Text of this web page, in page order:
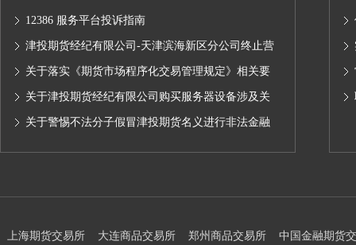
12386 服务平台投诉指南
津投期货经纪有限公司-天津滨海新区分公司终止营
业的公告
关于落实《期货市场程序化交易管理规定》相关要
求,无限易终端版本调整及客户通知
关于津投期货经纪有限公司购买服务器设备涉及关
联交易情况的公示
关于警惕不法分子假冒津投期货名义进行非法金融
上海期货交易所 大连商品交易所 郑州商品交易所
中国金融期货